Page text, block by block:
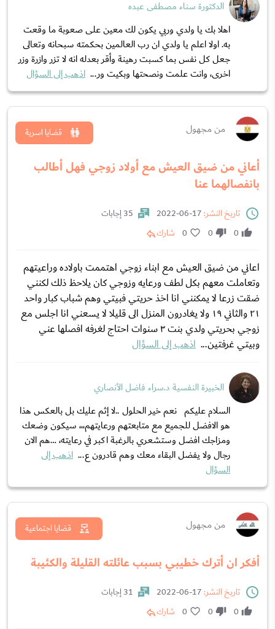
الدكتورة سناء مصطفى عبده
اهلا بك يا ولدي وربي يكون لك معين على صعوبة ما وقعت
به. اولا اعلم يا ولدي ان رب العالمين بحكمته سبحانه وتعالى
جعل كل نفس بما كسبت رهينة وأقر بعدله انه لا تزر وازرة وزر
اخرى، وانت علمت ونصحتها وبكيت ور... اذهب إلى السؤال
من مجهول
أعاني من ضيق العيش مع أولاد زوجي فهل أطالب
بانفصالهما عنا
قضايا اسرية
تاريخ النشر:
35 إجابات
0
0
0 شارك
اعاني من ضيق العيش مع ابناء زوجي اهتممت باولاده وراعيتهم
وتعاملت معهم بكل لطف ورعايه وزوجي كان يلاحظ ذلك لكنني
ضقت زرعا لا يمكنني انا اخذ حريتي فبيتي وهم شباب كبار واحد
٢١ والثاني ١٩ ولا يغادرون المنزل الى قليلا لا يسعني انا اجلس مع
زوجي بحريتي ولدي بنت ٣ سنوات احتاج لغرفه افصلها عني
وبيتي غرفتين... اذهب إلى السؤال
الخبيرة النفسية د.سراء فاضل الأنصاري
السلام عليكم نعم خير الحلول ..لا إثم عليك بل بالعكس هذا
هو الافضل للجميع مع متابعتهم ورعايتهم،،، سيكون وضعك
ومزاجك افضل وستشعري بالرغبة اكبر في رعايته، …هم الان
رجال ولا يفضل البقاء معك وهم قادرون ع... اذهب إلى
السؤال
من مجهول
أفكر ان أترك خطيبي بسبب عائلته القليلة والكئيبة
قضايا اجتماعية
تاريخ النشر:
31 إجابات
0
0
0 شارك